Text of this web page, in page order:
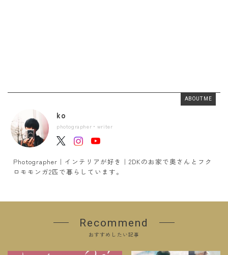
ABOUT ME
ko
photographer・writer
Photographer｜インテリアが好き｜2DKのお家で奥さんとフク
ロモモンガ2匹で暮らしています。
Recommend
おすすめしたい記事